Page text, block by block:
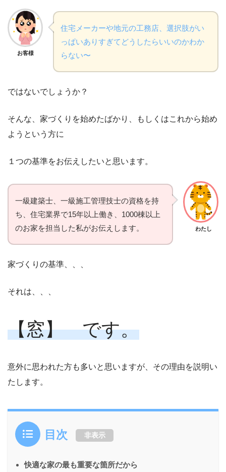
お客様
住宅メーカーや地元の工務店、選択肢がい
っぱいありすぎてどうしたらいいのかわか
らない〜
ではないでしょうか？
そんな、家づくりを始めたばかり、もしくはこれから始め
ようという方に
１つの基準をお伝えしたいと思います。
わたし
一級建築士、一級施工管理技士の資格を持
ち、住宅業界で15年以上働き、1000棟以上
のお家を担当した私がお伝えします。
家づくりの基準、、、
それは、、、
【窓】 です。
意外に思われた方も多いと思いますが、その理由を説明い
たします。
目次 非表示
快適な家の最も重要な箇所だから